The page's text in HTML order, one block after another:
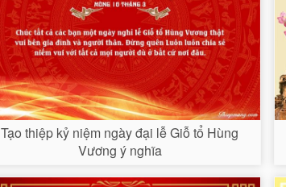
Tạo thiệp kỷ niệm ngày đại lễ Giỗ tổ Hùng
Vương ý nghĩa